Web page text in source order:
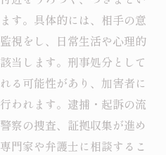
す。具体的には、相手の意
視をし、日常生活や心理的
当します。刑事処分として
る可能性があり、加害者に
われます。逮捕・起訴の流
察の捜査、証拠収集が進め
門家や弁護士に相談するこ